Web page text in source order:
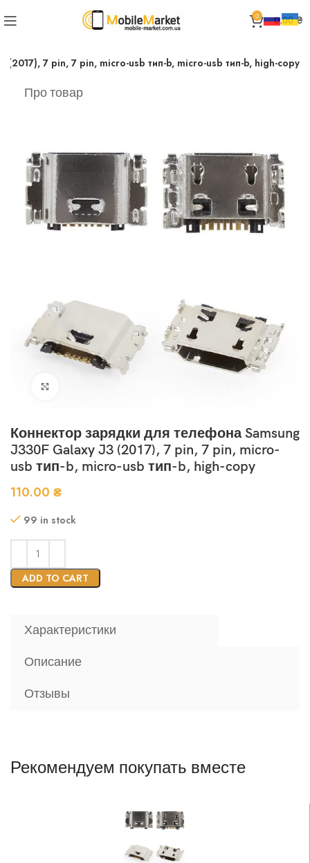
0 0.00₴
7 pin, 7 pin, micro-usb тип-b, micro-usb тип-b, high-copy
Про товар
Коннектор зарядки для телефона Samsung
J330F Galaxy J3 (2017), 7 pin, 7 pin, micro-
usb тип-b, micro-usb тип-b, high-copy
110.00 ₴
99 in stock
ADD TO CART
Характеристики
Описание
Отзывы
Рекомендуем покупать вместе